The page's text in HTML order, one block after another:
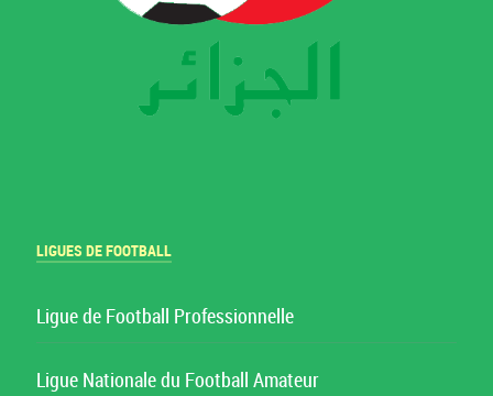
LIGUES DE FOOTBALL
Ligue de Football Professionnelle
Ligue Nationale du Football Amateur